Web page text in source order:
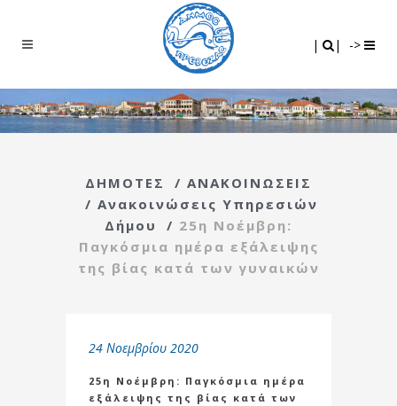
| | ->
ΔΗΜΟΤΕΣ / ΑΝΑΚΟΙΝΩΣΕΙΣ
/ Ανακοινώσεις Υπηρεσιών
Δήμου
/ 25η Νοέμβρη:
Παγκόσμια ημέρα εξάλειψης
της βίας κατά των γυναικών
24 Νοεμβρίου 2020
25η Νοέμβρη: Παγκόσμια ημέρα
εξάλειψης της βίας κατά των